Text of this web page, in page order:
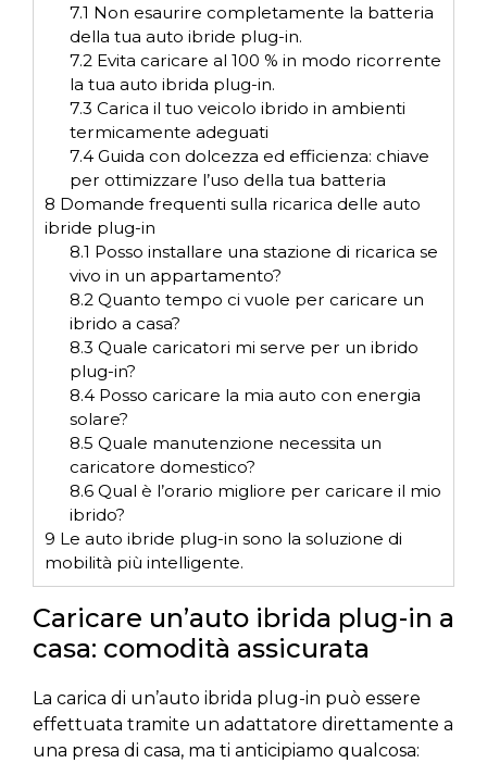
7.1 Non esaurire completamente la batteria
della tua auto ibride plug-in.
7.2Evita caricare al 100 % in modo ricorrente
la tua auto ibrida plug-in.
7.3 Carica il tuo veicolo ibrido in ambienti
termicamente adeguati
7.4Guida con dolcezza ed efficienza: chiave
per ottimizzare l’uso della tua batteria
8 Domande frequenti sulla ricarica delle auto
ibride plug-in
8.1 Posso installare una stazione di ricarica se
vivo in un appartamento?
8.2Quanto tempo ci vuole per caricare un
ibrido a casa?
8.3 Quale caricatori mi serve per un ibrido
plug-in?
8.4Posso caricare la mia auto con energia
solare?
8.5 Quale manutenzione necessita un
caricatore domestico?
8.6Qual è l’orario migliore per caricare il mio
ibrido?
9 Le auto ibride plug-in sono la soluzione di
mobilità più intelligente.
Caricare un’auto ibrida plug-in a
casa: comodità assicurata
La carica di un’auto ibrida plug-in può essere
effettuata tramite un adattatore direttamente a
una presa di casa, ma ti anticipiamo qualcosa: